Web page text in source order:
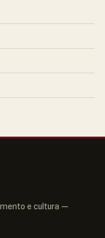
e cultura —